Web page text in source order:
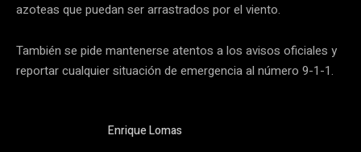
azoteas que puedan ser arrastrados por el viento.
También se pide mantenerse atentos a los avisos oficiales y
reportar cualquier situación de emergencia al número 9-1-1.
Enrique Lomas